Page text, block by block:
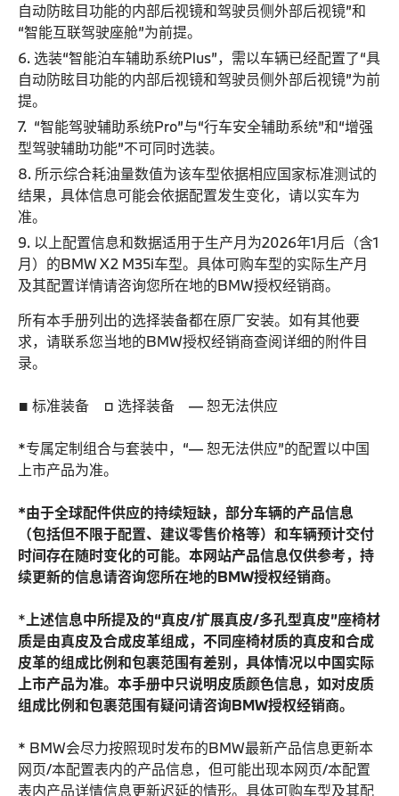
自动防眩目功能的内部后视镜和驾驶员侧外部后视镜”和
“智能互联驾驶座舱”为前提。
6. 选装“智能泊车辅助系统Plus”，需以车辆已经配置了“具
自动防眩目功能的内部后视镜和驾驶员侧外部后视镜”为前
提。
7. “智能驾驶辅助系统Pro”与“行车安全辅助系统”和“增强
型驾驶辅助功能”不可同时选装。
8. 所示综合耗油量数值为该车型依据相应国家标准测试的
结果，具体信息可能会依据配置发生变化，请以实车为
准。
9. 以上配置信息和数据适用于生产月为2026年1月后（含1
月）的BMW X2 M35i车型。具体可购车型的实际生产月
及其配置详情请咨询您所在地的BMW授权经销商。
所有本手册列出的选择装备都在原厂安装。如有其他要
求，请联系您当地的BMW授权经销商查阅详细的附件目
录。
■ 标准装备 □ 选择装备 — 恕无法供应
*专属定制组合与套装中，“— 恕无法供应”的配置以中国
上市产品为准。
*由于全球配件供应的持续短缺，部分车辆的产品信息
（包括但不限于配置、建议零售价格等）和车辆预计交付
时间存在随时变化的可能。本网站产品信息仅供参考，持
续更新的信息请咨询您所在地的BMW授权经销商。
* 上述信息中所提及的“真皮/扩展真皮/多孔型真皮”座椅材
质是由真皮及合成皮革组成，不同座椅材质的真皮和合成
皮革的组成比例和包裹范围有差别，具体情况以中国实际
上市产品为准。本手册中只说明皮质颜色信息，如对皮质
组成比例和包裹范围有疑问请咨询BMW授权经销商。
* BMW会尽力按照现时发布的BMW最新产品信息更新本
网页/本配置表内的产品信息，但可能出现本网页/本配置
表内产品详情信息更新迟延的情形。具体可购车型及其配